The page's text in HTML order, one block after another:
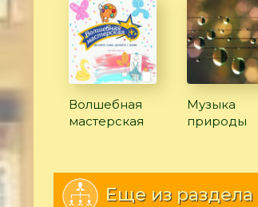
Волшебная
мастерская
Музыка
природы
Еще из раздела